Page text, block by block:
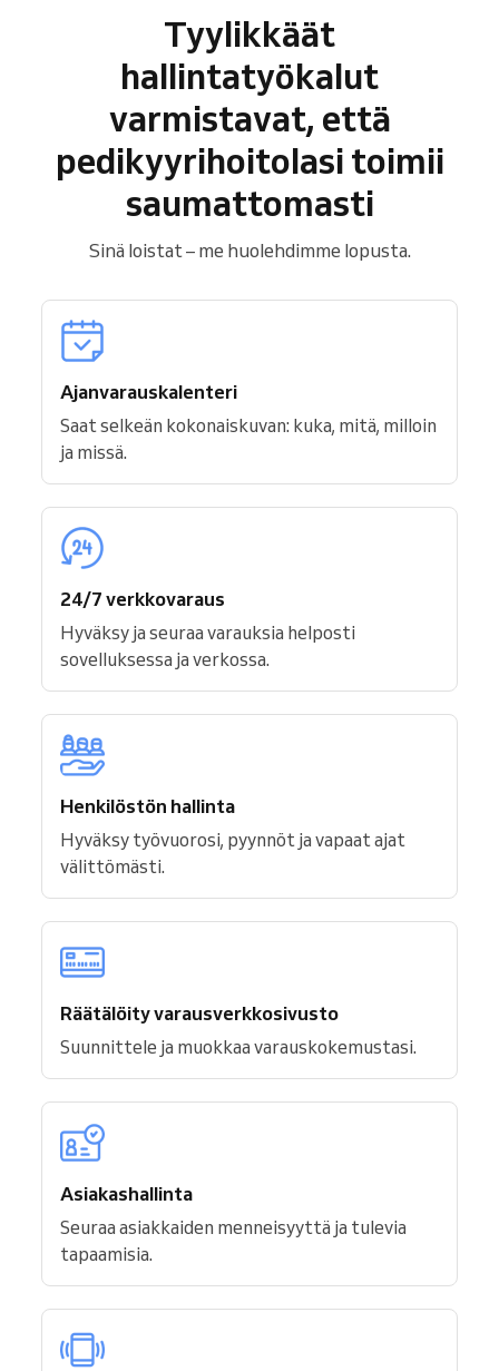
Tyylikkäät
hallintatyökalut
varmistavat, että
pedikyyrihoitolasi toimii
saumattomasti
Sinä loistat – me huolehdimme lopusta.
Ajanvarauskalenteri
Saat selkeän kokonaiskuvan: kuka, mitä, milloin
ja missä.
24/7 verkkovaraus
Hyväksy ja seuraa varauksia helposti
sovelluksessa ja verkossa.
Henkilöstön hallinta
Hyväksy työvuorosi, pyynnöt ja vapaat ajat
välittömästi.
Räätälöity varausverkkosivusto
Suunnittele ja muokkaa varauskokemustasi.
Asiakashallinta
Seuraa asiakkaiden menneisyyttä ja tulevia
tapaamisia.